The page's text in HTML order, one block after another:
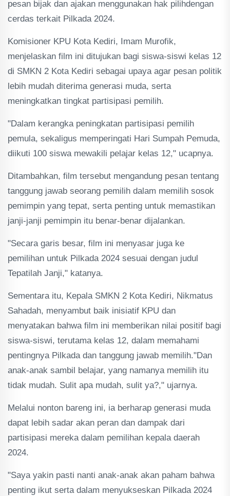
pesan bijak dan ajakan menggunakan hak pilihdengan
cerdas terkait Pilkada 2024.
Komisioner KPU Kota Kediri, Imam Murofik,
menjelaskan film ini ditujukan bagi siswa-siswi kelas 12
di SMKN 2 Kota Kediri sebagai upaya agar pesan politik
lebih mudah diterima generasi muda, serta
meningkatkan tingkat partisipasi pemilih.
"Dalam kerangka peningkatan partisipasi pemilih
pemula, sekaligus memperingati Hari Sumpah Pemuda,
diikuti 100 siswa mewakili pelajar kelas 12," ucapnya.
Ditambahkan, film tersebut mengandung pesan tentang
tanggung jawab seorang pemilih dalam memilih sosok
pemimpin yang tepat, serta penting untuk memastikan
janji-janji pemimpin itu benar-benar dijalankan.
"Secara garis besar, film ini menyasar juga ke
pemilihan untuk Pilkada 2024 sesuai dengan judul
Tepatilah Janji," katanya.
Sementara itu, Kepala SMKN 2 Kota Kediri, Nikmatus
Sahadah, menyambut baik inisiatif KPU dan
menyatakan bahwa film ini memberikan nilai positif bagi
siswa-siswi, terutama kelas 12, dalam memahami
pentingnya Pilkada dan tanggung jawab memilih."Dan
anak-anak sambil belajar, yang namanya memilih itu
tidak mudah. Sulit apa mudah, sulit ya?," ujarnya.
Melalui nonton bareng ini, ia berharap generasi muda
dapat lebih sadar akan peran dan dampak dari
partisipasi mereka dalam pemilihan kepala daerah
2024.
"Saya yakin pasti nanti anak-anak akan paham bahwa
penting ikut serta dalam menyukseskan Pilkada 2024